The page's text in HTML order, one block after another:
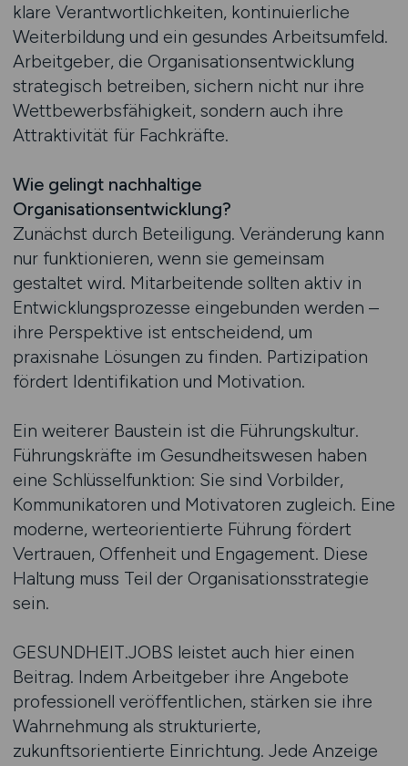
klare Verantwortlichkeiten, kontinuierliche
Weiterbildung und ein gesundes Arbeitsumfeld.
Arbeitgeber, die Organisationsentwicklung
strategisch betreiben, sichern nicht nur ihre
Wettbewerbsfähigkeit, sondern auch ihre
Attraktivität für Fachkräfte.
Wie gelingt nachhaltige
Organisationsentwicklung?
Zunächst durch Beteiligung. Veränderung kann
nur funktionieren, wenn sie gemeinsam
gestaltet wird. Mitarbeitende sollten aktiv in
Entwicklungsprozesse eingebunden werden –
ihre Perspektive ist entscheidend, um
praxisnahe Lösungen zu finden. Partizipation
fördert Identifikation und Motivation.
Ein weiterer Baustein ist die Führungskultur.
Führungskräfte im Gesundheitswesen haben
eine Schlüsselfunktion: Sie sind Vorbilder,
Kommunikatoren und Motivatoren zugleich. Eine
moderne, werteorientierte Führung fördert
Vertrauen, Offenheit und Engagement. Diese
Haltung muss Teil der Organisationsstrategie
sein.
GESUNDHEIT.JOBS leistet auch hier einen
Beitrag. Indem Arbeitgeber ihre Angebote
professionell veröffentlichen, stärken sie ihre
Wahrnehmung als strukturierte,
zukunftsorientierte Einrichtung. Jede Anzeige